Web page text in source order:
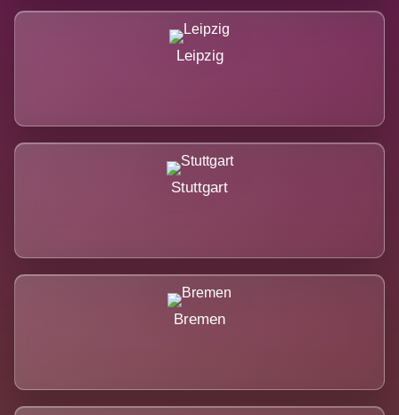
Leipzig
Stuttgart
Bremen